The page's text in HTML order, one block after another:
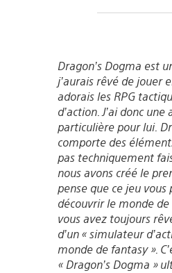
Dragon’s Dogma est
j’aurais rêvé de jouer
adorais les RPG
d’action. J’ai donc
particulière pour lui.
comporte des
pas techniquement
nous avons créé le
pense que ce jeu
découvrir le monde
vous avez toujours
d’un « simulateur
monde de fantasy ».
« Dragon’s Dogma »